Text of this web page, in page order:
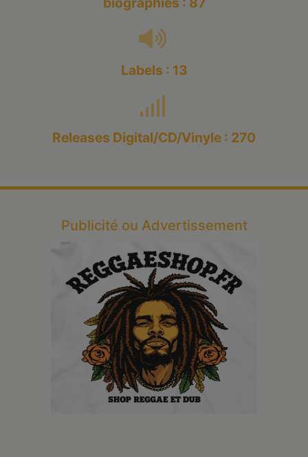
Labels : 13
Releases Digital/CD/Vinyle : 270
Publicité ou Advertissement